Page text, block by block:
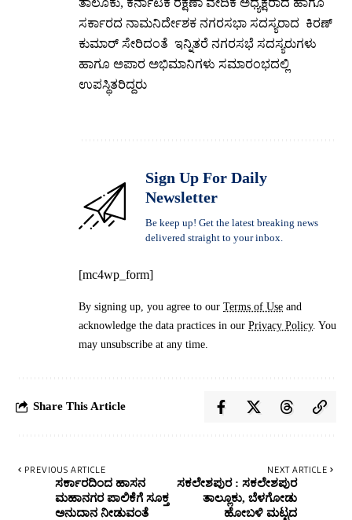
ಸರ್ಕಾರದ ನಾಮನಿರ್ದೇಶಕ ನಗರಸಭಾ ಸದಸ್ಯರಾದ ಕಿರಣ್
ಕುಮಾರ್ ಸೇರಿದಂತೆ ಇನ್ನಿತರೆ ನಗರಸಭೆ ಸದಸ್ಯರುಗಳು
ಹಾಗೂ ಅಪಾರ ಅಭಿಮಾನಿಗಳು ಸಮಾರಂಭದಲ್ಲಿ
ಉಪಸ್ಥಿತರಿದ್ದರು
Sign Up For Daily
Newsletter
Be keep up! Get the latest breaking news
delivered straight to your inbox.
[mc4wp_form]
By signing up, you agree to our Terms of Use and
acknowledge the data practices in our Privacy Policy. You
may unsubscribe at any time.
Share This Article
PREVIOUS ARTICLE
ಸರ್ಕಾರದಿಂದ ಹಾಸನ
ಮಹಾನಗರ ಪಾಲಿಕೆಗೆ ಸೂಕ್ತ
ಅನುದಾನ ನೀಡುವಂತೆ
NEXT ARTICLE
ಸಕಲೇಶಪುರ : ಸಕಲೇಶಪುರ
ತಾಲ್ಲೂಕು, ಬೆಳಗೋಡು
ಹೋಬಳಿ ಮಟ್ಟದ